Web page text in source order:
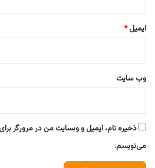
ایمیل*
وب‌ سایت
ذخیره نام، ایمیل و وبسایت من در مرورگر
می‌نویسم.